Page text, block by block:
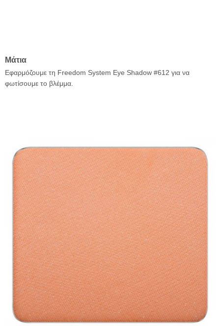
Μάτια
Εφαρμόζουμε τη Freedom System Eye Shadow #612 για να
φωτίσουμε το βλέμμα.